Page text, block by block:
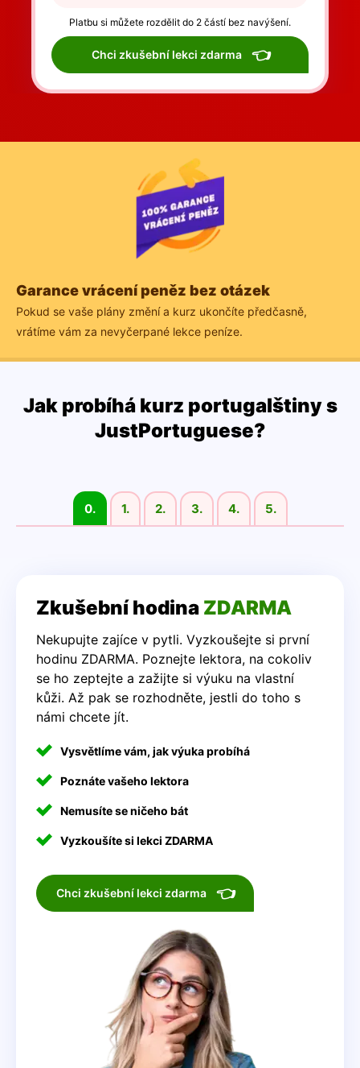
Platbu si můžete rozdělit do 2 částí bez navýšení.
Chci zkušební lekci zdarma 👈
Garance vrácení peněz bez otázek
Pokud se vaše plány změní a kurz ukončíte předčasně,
vrátíme vám za nevyčerpané lekce peníze.
Jak probíhá kurz portugalštiny s
JustPortuguese?
0. 1. 2. 3. 4. 5.
Zkušební hodina ZDARMA
Nekupujte zajíce v pytli. Vyzkoušejte si první
hodinu ZDARMA. Poznejte lektora, na cokoliv
se ho zeptejte a zažijte si výuku na vlastní
kůži. Až pak se rozhodněte, jestli do toho s
námi chcete jít.
Vysvětlíme vám, jak výuka probíhá
Poznáte vašeho lektora
Nemusíte se ničeho bát
Vyzkoušíte si lekci ZDARMA
Chci zkušební lekci zdarma 👈